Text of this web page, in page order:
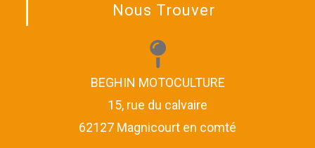
Nous Trouver
BEGHIN MOTOCULTURE
15, rue du calvaire
62127 Magnicourt en comté